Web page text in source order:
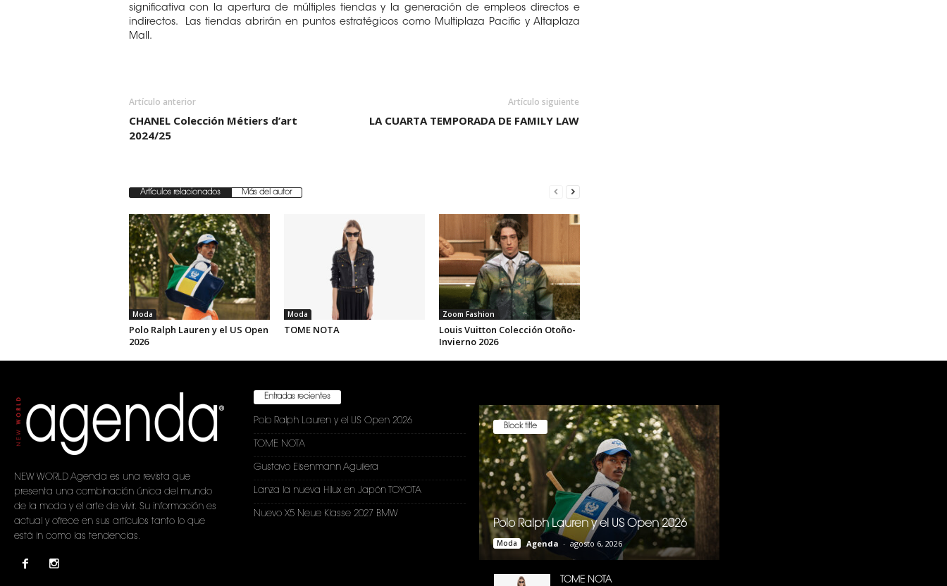
significativa con la apertura de múltiples tiendas y la generación de empleos directos e
indirectos. Las tiendas abrirán en puntos estratégicos como Multiplaza Pacific y Altaplaza
Mall.
Artículo anterior
CHANEL Colección Métiers d’art
2024/25
Artículo siguiente
LA CUARTA TEMPORADA DE FAMILY LAW
Artículos relacionados Más del autor
Moda
Polo Ralph Lauren y el US Open
2026
Moda
TOME NOTA
Zoom Fashion
Louis Vuitton Colección Otoño-
Invierno 2026
NEW WORLD Agenda es una revista que
presenta una combinación única del mundo
de la moda y el arte de vivir. Su información es
actual y ofrece en sus artículos tanto lo que
está in como las tendencias.
Entradas recientes
Polo Ralph Lauren y el US Open 2026
TOME NOTA
Gustavo Eisenmann Aguilera
Lanza la nueva Hilux en Japón TOYOTA
Nuevo X5 Neue Klasse 2027 BMW
Block title
Polo Ralph Lauren y el US Open 2026
Moda Agenda - agosto 6, 2026
TOME NOTA